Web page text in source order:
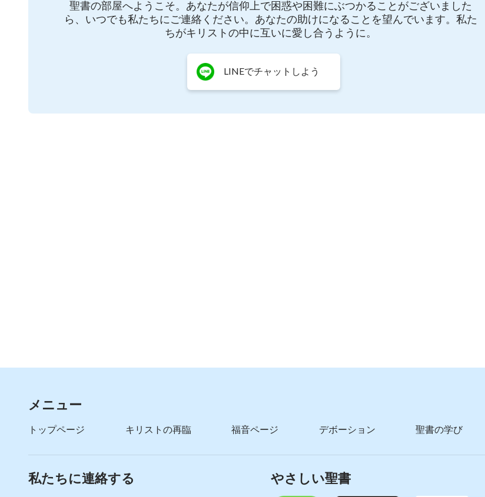
聖書の部屋へようこそ。あなたが信仰上で困惑や困難にぶつかることがございました
ら、いつでも私たちにご連絡ください。あなたの助けになることを望んでいます。私た
ちがキリストの中に互いに愛し合うように。
LINEでチャットしよう
メニュー
トップページ キリストの再臨 福音ページ デボーション 聖書の学び
私たちに連絡する やさしい聖書